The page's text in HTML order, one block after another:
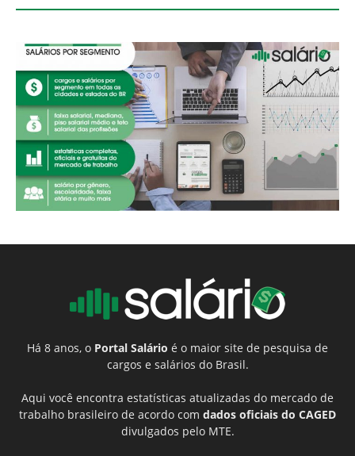
Há 8 anos, o Portal Salário é o maior site de pesquisa de
cargos e salários do Brasil.
Aqui você encontra estatísticas atualizadas do mercado de
trabalho brasileiro de acordo com dados oficiais do CAGED
divulgados pelo MTE.